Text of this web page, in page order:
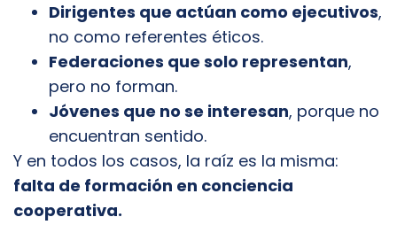
Dirigentes que actúan como ejecutivos,
no como referentes éticos.
Federaciones que solo representan,
pero no forman.
Jóvenes que no se interesan, porque no
encuentran sentido.
Y en todos los casos, la raíz es la misma:
falta de formación en conciencia
cooperativa.